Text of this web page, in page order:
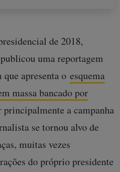
de 2018,
uma reportagem
apresenta o esquema
massa bancado por
principalmente a campanha
se tornou alvo de
muitas vezes
do próprio presidente